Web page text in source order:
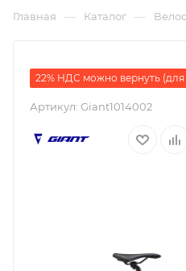
Главная — Каталог —
22% НДС можно вернуть
Артикул: Giant1014002